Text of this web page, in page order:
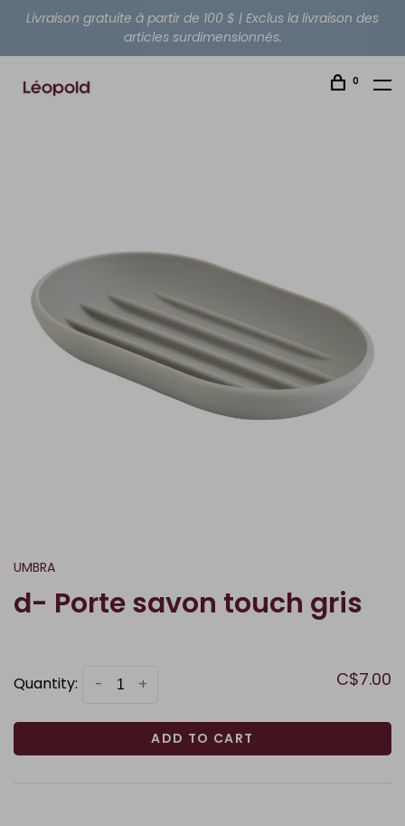
Livraison gratuite à partir de 100 $ | Exclus la livraison des
articles surdimensionnés.
0
UMBRA
d- Porte savon touch gris
Quantity: +
- C$7.00
ADD TO CART